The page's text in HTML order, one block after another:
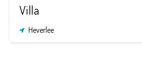
Villa
Heverlee